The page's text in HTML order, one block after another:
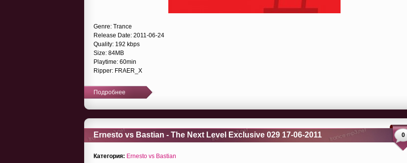
Genre: Trance
Release Date: 2011-06-24
Quality: 192 kbps
Size: 84MB
Playtime: 60min
Ripper: FRAER_X
Подробнее
Ernesto vs Bastian - The Next Level Exclusive 029 17-06-2011 0
Категория: Ernesto vs Bastian